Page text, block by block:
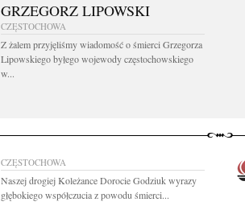
GRZEGORZ LIPOWSKI
CZĘSTOCHOWA
Z żalem przyjęliśmy wiadomość o śmierci Grzegorza
Lipowskiego byłego wojewody częstochowskiego
w...
CZĘSTOCHOWA
Naszej drogiej Koleżance Dorocie Godziuk wyrazy
głębokiego współczucia z powodu śmierci...